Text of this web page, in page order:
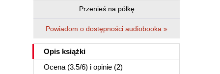
Przenieś na półkę
Powiadom o dostępności audiobooka »
Opis książki
Ocena (3.5/6) i opinie (2)